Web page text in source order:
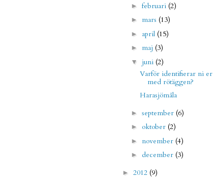
► februari (2)
► mars (13)
► april (15)
► maj (3)
▼ juni (2)
Varför identifierar ni er
med rötäggen?
Harasjömåla
► september (6)
► oktober (2)
► november (4)
► december (3)
► 2012 (9)